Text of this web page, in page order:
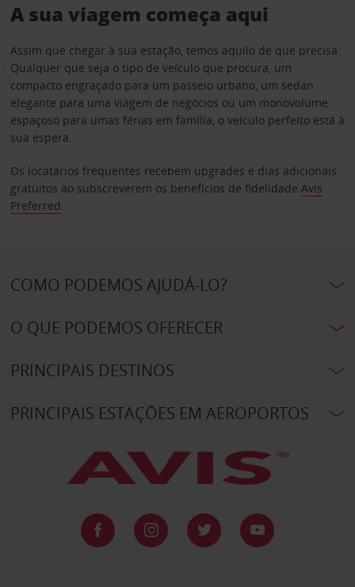
A sua viagem começa aqui
Assim que chegar à sua estação, temos aquilo de que precisa.
Qualquer que seja o tipo de veículo que procura, um
compacto engraçado para um passeio urbano, um sedan
elegante para uma viagem de negócios ou um monovolume
espaçoso para umas férias em família, o veículo perfeito está à
sua espera.
Os locatários frequentes recebem upgrades e dias adicionais
gratuitos ao subscreverem os benefícios de fidelidade Avis
Preferred.
COMO PODEMOS AJUDÁ-LO?
O QUE PODEMOS OFERECER
PRINCIPAIS DESTINOS
PRINCIPAIS ESTAÇÕES EM AEROPORTOS